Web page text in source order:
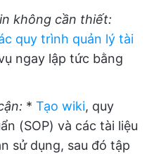
không cần thiết:
quy trình quản lý tài
ngay lập tức bằng
* Tạo wiki, quy
(SOP) và các tài liệu
sử dụng, sau đó tập